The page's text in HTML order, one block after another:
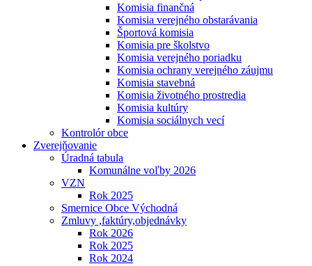
Komisia finančná
Komisia verejného obstarávania
Športová komisia
Komisia pre školstvo
Komisia verejného poriadku
Komisia ochrany verejného záujmu
Komisia stavebná
Komisia životného prostredia
Komisia kultúry
Komisia sociálnych vecí
Kontrolór obce
Zverejňovanie
Úradná tabula
Komunálne voľby 2026
VZN
Rok 2025
Smernice Obce Východná
Zmluvy ,faktúry,objednávky
Rok 2026
Rok 2025
Rok 2024